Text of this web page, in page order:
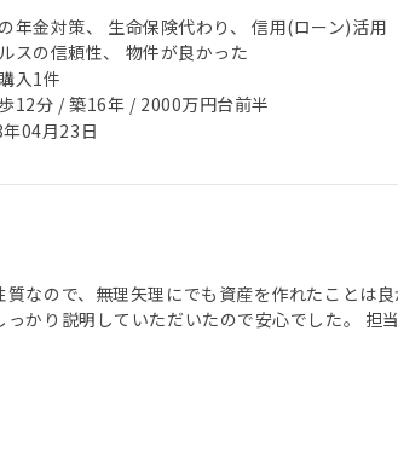
年金対策、 生命保険代わり、 信用(ローン)活用
スの信頼性、 物件が良かった
入1件
12分 / 築16年 / 2000万円台前半
04月23日
質なので、無理矢理にでも資産を作れたことは
っかり説明していただいたので安心でした。 担